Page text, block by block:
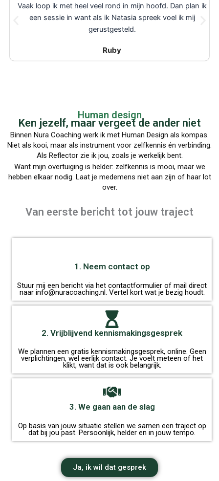
Vaak loop ik met heel veel rond in mijn hoofd. Dan plan ik
een sessie in want als ik Natasia spreek voel ik mij
gerustgesteld.
Ruby
Human design
Ken jezelf, maar vergeet de ander niet
Binnen Nura Coaching werk ik met Human Design als kompas.
Niet als kooi, maar als instrument voor zelfkennis én verbinding.
Als Reflector zie ik jou, zoals je werkelijk bent.
Want mijn overtuiging is helder: zelfkennis is mooi, maar we
hebben elkaar nodig. Laat je medemens niet aan zijn of haar lot
over.
Van eerste bericht tot jouw traject
1. Neem contact op
Stuur mij een bericht via het contactformulier of mail direct
naar info@nuracoaching.nl. Vertel kort wat je bezig houdt.
2. Vrijblijvend kennismakingsgesprek
We plannen een gratis kennismakingsgesprek, online. Geen
verplichtingen, wel eerlijk contact. Je voelt meteen of het
klikt, want dat is ook belangrijk.
3. We gaan aan de slag
Op basis van jouw situatie stellen we samen een traject op
dat bij jou past. Persoonlijk, helder en in jouw tempo.
Ja, ik wil dat gesprek